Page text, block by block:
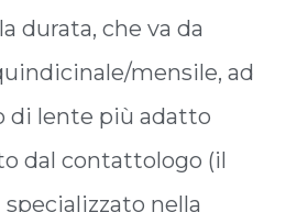
durata, che va da
mensile, ad
di lente più adatto
dal contattologo (il
nella